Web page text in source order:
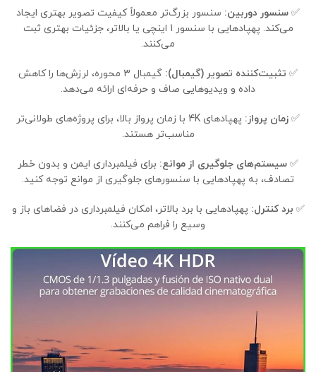
✅ سنسور دوربین: سنسور بزرگ‌تر معمولاً کیفیت تصویر بهتری ایجاد
می‌کند. پهپادهایی با سنسور 1 اینچی یا بالاتر، جزئیات بهتری ثبت
می‌کنند.
✅ تثبیت‌کننده تصویر (گیمبال):
گیمبال ۳ محوره، لرزش‌ها را کاهش
داده و ویدیوهایی صاف و حرفه‌ای ارائه می‌دهد.
✅ زمان پرواز:
پهپادهای 4K با زمان پرواز بالا، برای پروژه‌های طولانی‌تر
مناسب‌تر هستند.
✅ سیستم‌های جلوگیری از موانع: برای فیلمبرداری ایمن و بدون خطر
تصادف، به پهپادهایی با سنسورهای جلوگیری از موانع توجه کنید.
✅ برد کنترل: پهپادهایی با برد بالاتر، امکان فیلمبرداری در فضاهای باز و
وسیع را فراهم می‌کنند.